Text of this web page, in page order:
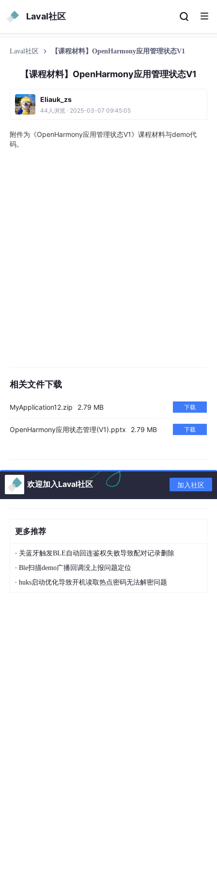
Laval社区
Laval社区 【课程材料】OpenHarmony应用管理状态V1
【课程材料】OpenHarmony应用管理状态V1
Eliauk_zs
44人浏览 · 2025-03-07 09:45:05
附件为《OpenHarmony应用管理状态V1》课程材料与demo代
码。
相关文件下载
MyApplication12.zip 2.79 MB 下载
OpenHarmony应用状态管理(V1).pptx 2.79 MB 下载
欢迎加入Laval社区 加入社区
更多推荐
· 关蓝牙触发BLE自动回连鉴权失败导致配对记录删除
· Ble扫描demo广播回调没上报问题定位
· huks启动优化导致开机读取热点密码无法解密问题